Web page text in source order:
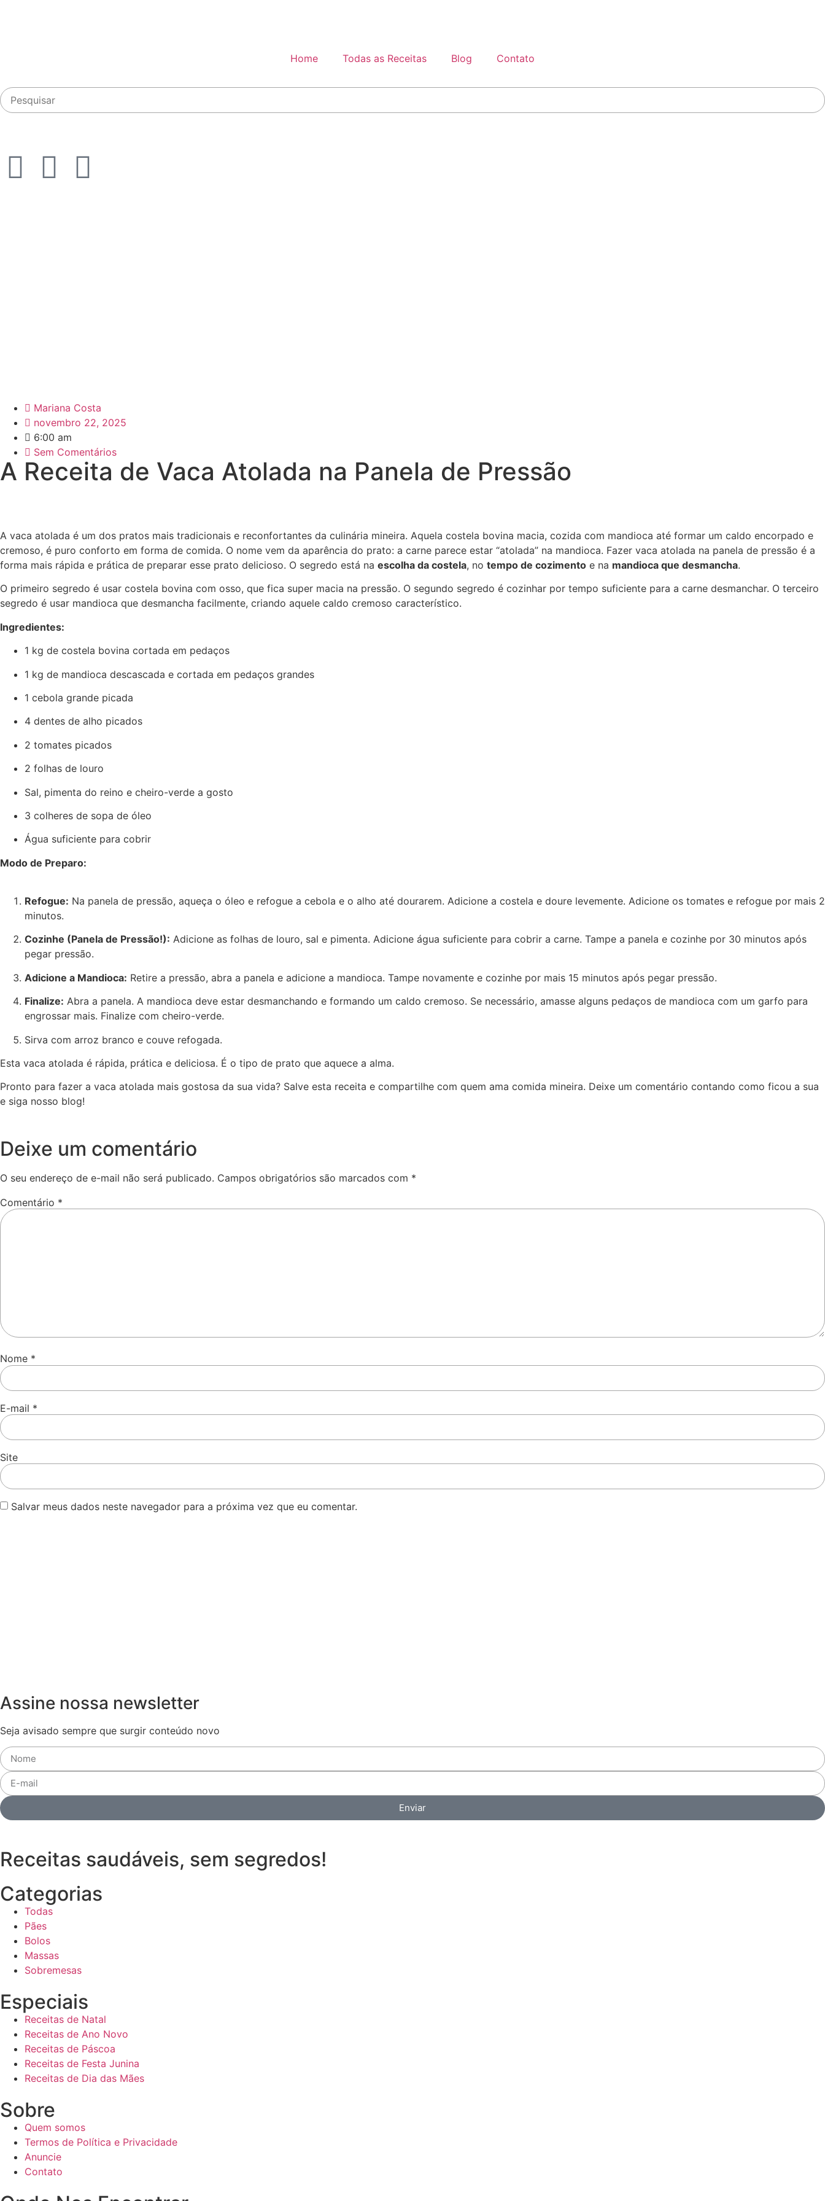
Home Todas as Receitas Blog Contato
Mariana Costa
novembro 22, 2025
6:00 am
Sem Comentários
A Receita de Vaca Atolada na Panela de Pressão
A vaca atolada é um dos pratos mais tradicionais e reconfortantes da culinária mineira. Aquela costela bovina macia, cozida com mandioca até formar um caldo encorpado e
cremoso, é puro conforto em forma de comida. O nome vem da aparência do prato: a carne parece estar “atolada” na mandioca. Fazer vaca atolada na panela de pressão é a
forma mais rápida e prática de preparar esse prato delicioso. O segredo está na escolha da costela, no tempo de cozimento e na mandioca que desmancha.
O primeiro segredo é usar costela bovina com osso, que fica super macia na pressão. O segundo segredo é cozinhar por tempo suficiente para a carne desmanchar. O terceiro
segredo é usar mandioca que desmancha facilmente, criando aquele caldo cremoso característico.
Ingredientes:
1 kg de costela bovina cortada em pedaços
1 kg de mandioca descascada e cortada em pedaços grandes
1 cebola grande picada
4 dentes de alho picados
2 tomates picados
2 folhas de louro
Sal, pimenta do reino e cheiro-verde a gosto
3 colheres de sopa de óleo
Água suficiente para cobrir
Modo de Preparo:
Refogue: Na panela de pressão, aqueça o óleo e refogue a cebola e o alho até dourarem. Adicione a costela e doure levemente. Adicione os tomates e refogue por mais 2
minutos.
Cozinhe (Panela de Pressão!): Adicione as folhas de louro, sal e pimenta. Adicione água suficiente para cobrir a carne. Tampe a panela e cozinhe por 30 minutos após
pegar pressão.
Adicione a Mandioca: Retire a pressão, abra a panela e adicione a mandioca. Tampe novamente e cozinhe por mais 15 minutos após pegar pressão.
Finalize: Abra a panela. A mandioca deve estar desmanchando e formando um caldo cremoso. Se necessário, amasse alguns pedaços de mandioca com um garfo para
engrossar mais. Finalize com cheiro-verde.
Sirva com arroz branco e couve refogada.
Esta vaca atolada é rápida, prática e deliciosa. É o tipo de prato que aquece a alma.
Pronto para fazer a vaca atolada mais gostosa da sua vida? Salve esta receita e compartilhe com quem ama comida mineira. Deixe um comentário contando como ficou a sua
e siga nosso blog!
Deixe um comentário
O seu endereço de e-mail não será publicado. Campos obrigatórios são marcados com *
Comentário *
Nome *
E-mail *
Site
Salvar meus dados neste navegador para a próxima vez que eu comentar.
Assine nossa newsletter
Seja avisado sempre que surgir conteúdo novo
Enviar
Receitas saudáveis, sem segredos!
Categorias
Todas
Pães
Bolos
Massas
Sobremesas
Especiais
Receitas de Natal
Receitas de Ano Novo
Receitas de Páscoa
Receitas de Festa Junina
Receitas de Dia das Mães
Sobre
Quem somos
Termos de Política e Privacidade
Anuncie
Contato